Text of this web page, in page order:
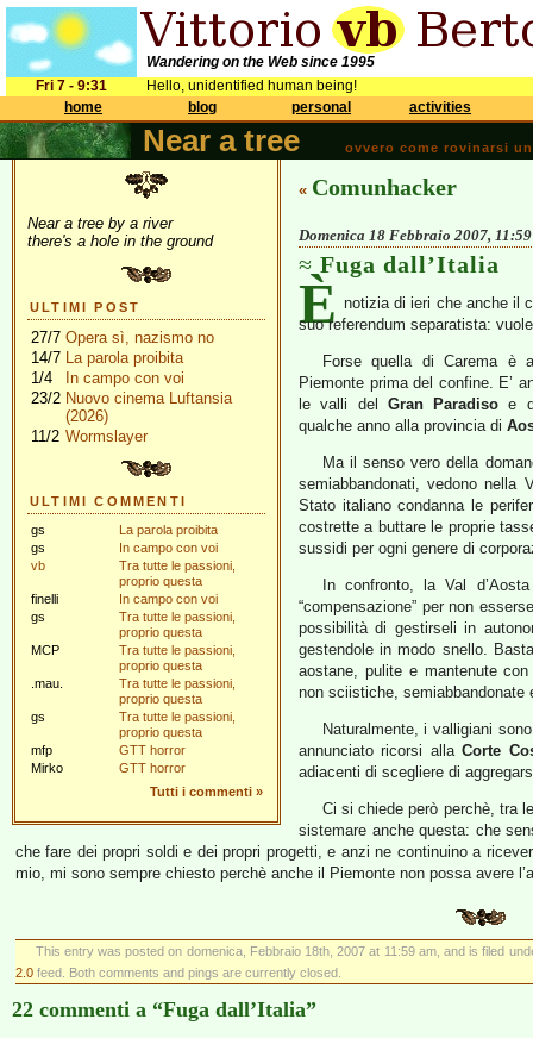
Wandering on the Web since 1995
Fri 7 - 9:31
Hello, unidentified human being!
home
blog personal activities
Near a tree ovvero come rovinarsi
Near a tree by a river
there's a hole in the ground
ULTIMI POST
27/7 Opera sì, nazismo no
14/7 La parola proibita
1/4
In campo con voi
23/2 Nuovo cinema Luftansia
(2026)
11/2 Wormslayer
ULTIMI COMMENTI
gs
La parola proibita
gs
In campo con voi
vb
Tra tutte le passioni,
proprio questa
finelli
In campo con voi
gs
Tra tutte le passioni,
proprio questa
MCP
Tra tutte le passioni,
proprio questa
.mau.
Tra tutte le passioni,
proprio questa
gs
Tra tutte le passioni,
proprio questa
mfp
GTT horror
Mirko
GTT horror
Tutti i commenti »
« Comunhacker
Domenica 18 Febbraio 2007, 11:59
Fuga dall’Italia
È notizia di ieri che anche il
suo referendum separatista:
Forse quella di Carema è
Piemonte prima del confine. E’
le valli del Gran Paradiso e
qualche anno alla provincia di
Ma il senso vero della
semiabbandonati, vedono nella
Stato italiano condanna le
costrette a buttare le proprie
sussidi per ogni genere di
In confronto, la Val
“compensazione” per non
possibilità di gestirseli in
gestendole in modo snello.
aostane, pulite e mantenute
non sciistiche, semiabbandonate
Naturalmente, i valligiani
annunciato ricorsi allaCorte
adiacenti di scegliere di
Ci si chiede però perchè, tra
sistemare anche questa: che
che fare dei propri soldi e dei propri progetti, e anzi ne continuino a
mio, mi sono sempre chiesto perchè anche il Piemonte non possa avere
This entry was posted on domenica, Febbraio 18th, 2007 at 11:59 am, and is filed
2.0 feed. Both comments and pings are currently closed.
22 commenti a “Fuga dall’Italia”